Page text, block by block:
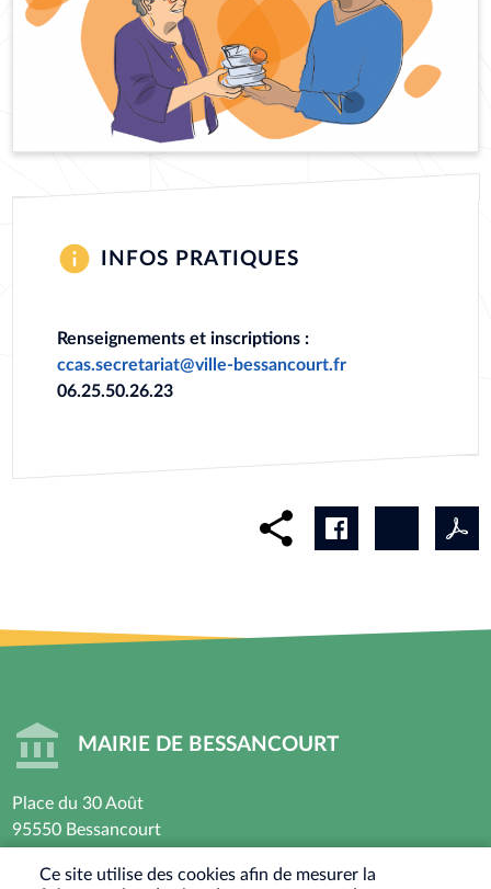
INFOS PRATIQUES
Renseignements et inscriptions :
ccas.secretariat@ville-bessancourt.fr
06.25.50.26.23
MAIRIE DE BESSANCOURT
Place du 30 Août
95550 Bessancourt
Ce site utilise des cookies afin de mesurer la